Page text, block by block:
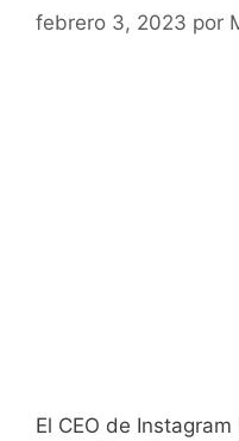
febrero 3, 2023 por
El CEO de